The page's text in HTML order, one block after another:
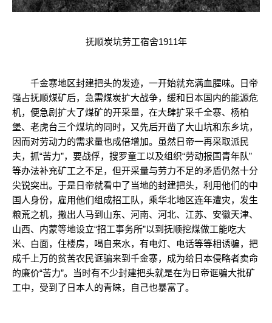
抚顺炭坑劳工宿舍1911年
千金寨地区封建把头的发迹，一开始就充满血腥味。日帝
强占抚顺煤矿后，急需煤炭扩大战争，缓和日本国内的能源危
机，便急剧扩大了煤矿的开采量，在大肆扩采千全寨、杨柏
堡、老虎台三个煤坑的同时，又先后开凿了大山坑和东乡坑，
因而对劳动力的需求量也成倍增加。虽然日帝一再采取派民
夫，抓“苦力”，要战俘，搜罗童工以及组织“劳动报国青年队”
等办法补充矿工之不足，但开采量与劳力不足的矛盾仍然十分
尖锐突出。于是日帝就看中了当地的封建把头，利用他们的中
国人身份，雇用他们组成招工队，乘华北地区连年遭灾，发生
粮荒之机，撒出人马到山东、河南、河北、江苏、安徽天津、
山西、内蒙等地设立“招工事务所”以到抚顺挖煤做工能吃大
米、白面，住楼房，喝自来水，有电灯、电话等等相诱骗，把
成千上万的贫苦农民诓骗来到千金寨，成为给日本侵略者卖命
的廉价“苦力”。当时有不少封建把头就是在为日帝诓骗大批矿
工中，受到了日本人的青睐，自己也暴富了。